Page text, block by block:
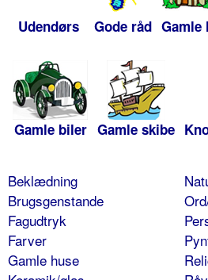
Udendørs Gode råd Gamle
Gamle biler Gamle skibe
Beklædning
Brugsgenstande
Fagudtryk
Farver
Gamle huse